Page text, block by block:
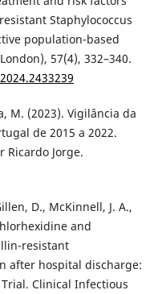
Staphylococcus
population-based
57(4), 332–340.
M. (2023). Vigilância da
de 2015 a 2022.
Ricardo Jorge.
D., McKinnell, J. A.,
and
resistant
after hospital discharge:
Trial. Clinical Infectious